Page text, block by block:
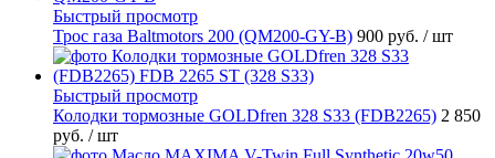
Быстрый просмотр
Трос газа Baltmotors 200 (QM200-GY-B) 900 руб. / шт
Быстрый просмотр
Колодки тормозные GOLDfren 328 S33 (FDB2265) 2 850
руб. / шт